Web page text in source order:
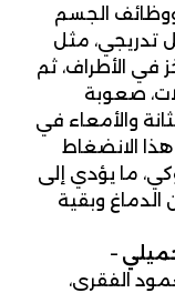
ووظائف الجسم
تدريجي، مثل
في الأطراف، ثم
صعوبة
والأمعاء في
الانضغاط
ما يؤدي إلى
الدماغ وبقية
–
الفقري،